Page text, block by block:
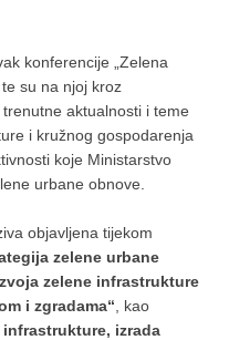
konferencije „Zelena
su na njoj kroz
aktualnosti i teme
i kružnog gospodarenja
koje Ministarstvo
urbane obnove.
objavljena tijekom
zelene urbane
zelene infrastrukture
i zgradama“ , kao
izrada